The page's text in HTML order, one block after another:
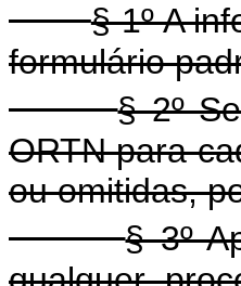
§ 1º A
formulário
§ 2º
ORTN para
ou omitidas,
§ 3º